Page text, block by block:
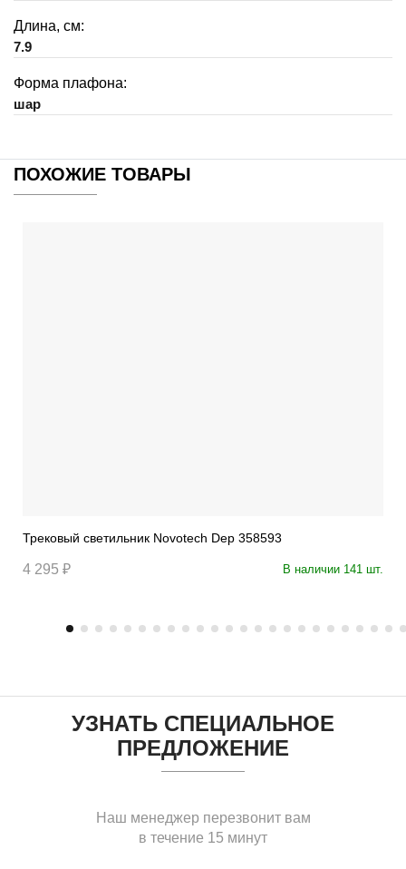
Длина, см:
7.9
Форма плафона:
шар
ПОХОЖИЕ ТОВАРЫ
Трековый светильник Novotech Dep 358593
4 295 ₽ В наличии 141 шт.
УЗНАТЬ СПЕЦИАЛЬНОЕ
ПРЕДЛОЖЕНИЕ
Наш менеджер перезвонит вам
в течение 15 минут